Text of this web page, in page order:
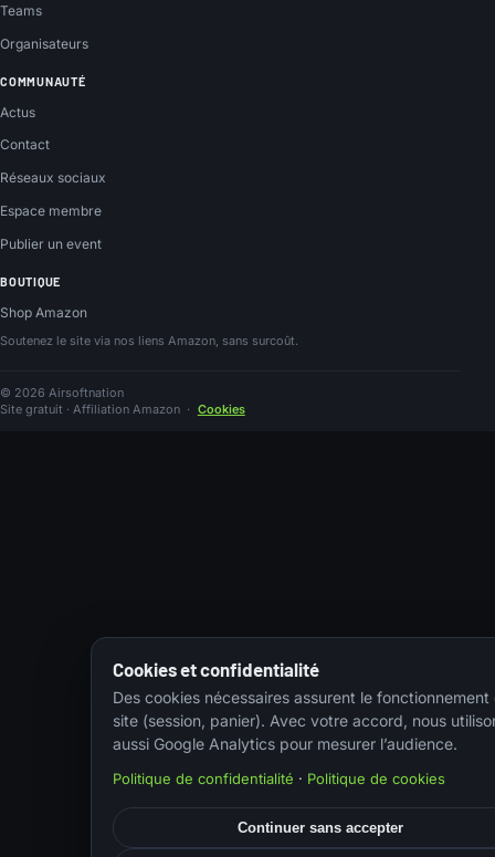
Teams
Organisateurs
COMMUNAUTÉ
Actus
Contact
Réseaux sociaux
Espace membre
Publier un event
BOUTIQUE
Shop Amazon
Soutenez le site via nos liens Amazon, sans surcoût.
© 2026 Airsoftnation
Site gratuit · Affiliation Amazon · Cookies
Cookies et confidentialité
Des cookies nécessaires assurent le fonctionnement
site (session, panier). Avec votre accord, nous
aussi Google Analytics pour mesurer l’audience.
Politique de confidentialité · Politique de cookies
Continuer sans accepter